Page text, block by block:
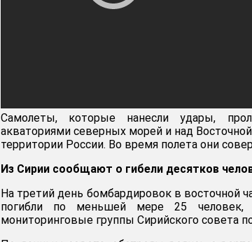
Самолеты, которые нанесли удары,
акваториями северных морей и над
территории России. Во время полета они
Из Сирии сообщают о гибели десятков
На третий день бомбардировок в восточной
погибли по меньшей мере 25 человек,
мониторинговые группы Сирийского совета